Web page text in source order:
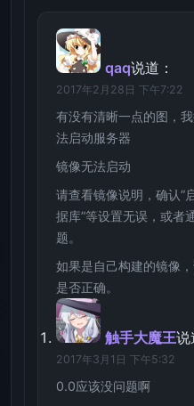
qaq说道：
2017年2月28日 下午7:22
有没有清晰一点的图，
法启动服务器
镜像无法启动
请查看镜像说明，确认”
据库”等设置无误，或者
题。
如果是自己构建的镜像
是否正确。
触手大魔王说
2017年3月1日 下午5:32
0.0应该没问题啊